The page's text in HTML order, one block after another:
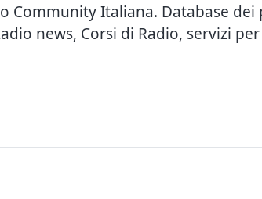
Community Italiana. Database
news, Corsi di Radio, servizi